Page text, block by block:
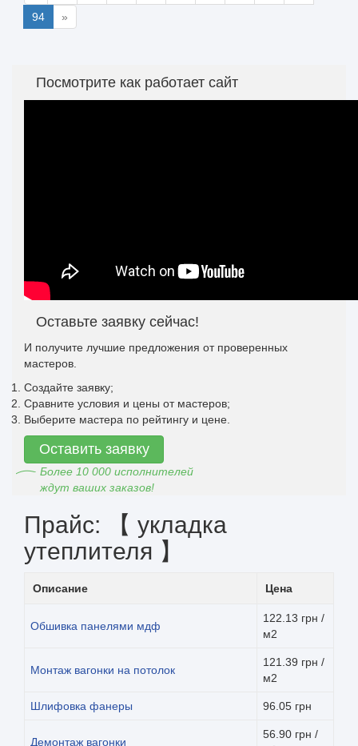
94
»
Посмотрите как работает сайт
Оставьте заявку сейчас!
И получите лучшие предложения от проверенных
мастеров.
Создайте заявку;
Сравните условия и цены от мастеров;
Выберите мастера по рейтингу и цене.
Оставить заявку
Более 10 000 исполнителей
ждут ваших заказов!
Прайс: 【 укладка
утеплителя 】
Описание Цена
Обшивка панелями мдф
122.13 грн /
м2
Монтаж вагонки на потолок
121.39 грн /
м2
Шлифовка фанеры 96.05 грн
Демонтаж вагонки
56.90 грн /